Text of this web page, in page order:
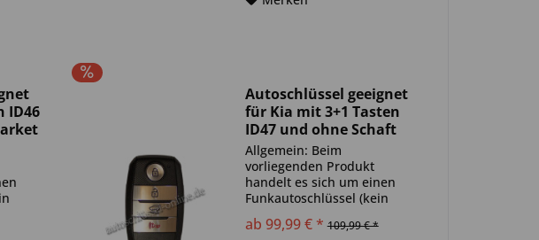
ID46
Autoschlüssel geeignet
für Kia mit 3+1 Tasten
ID47 und ohne Schaft
(Aftermarket Produkt)
Allgemein: Beim
vorliegenden Produkt
handelt es sich um einen
Funkautoschlüssel (kein
Original). Es ist eine
Wegfahrsperre
ab 99,99 € * 109,99 € *